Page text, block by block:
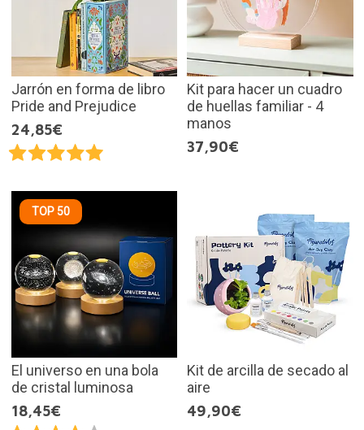
Jarrón en forma de libro
Pride and Prejudice
24,85€
Kit para hacer un cuadro
de huellas familiar - 4
manos
37,90€
TOP 50
El universo en una bola
de cristal luminosa
18,45€
Kit de arcilla de secado al
aire
49,90€